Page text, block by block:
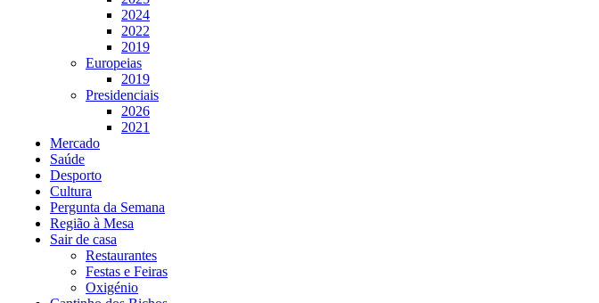
2024
2022
2019
Europeias
2019
Presidenciais
2026
2021
Mercado
Saúde
Desporto
Cultura
Pergunta da Semana
Região à Mesa
Sair de casa
Restaurantes
Festas e Feiras
Oxigénio